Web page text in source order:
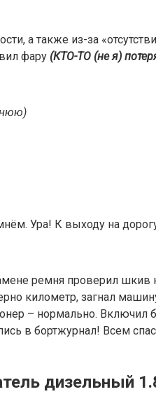
а также из-за
фару (КТО-ТО (не я)
Ура! К выходу на
ремня проверил
километр, загнал
– нормально. Включил
в бортжурнал! Всем
дизельный